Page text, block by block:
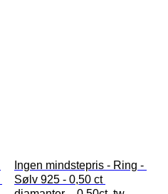
Ingen mindstepris - Ring -
Sølv 925 - 0,50 ct